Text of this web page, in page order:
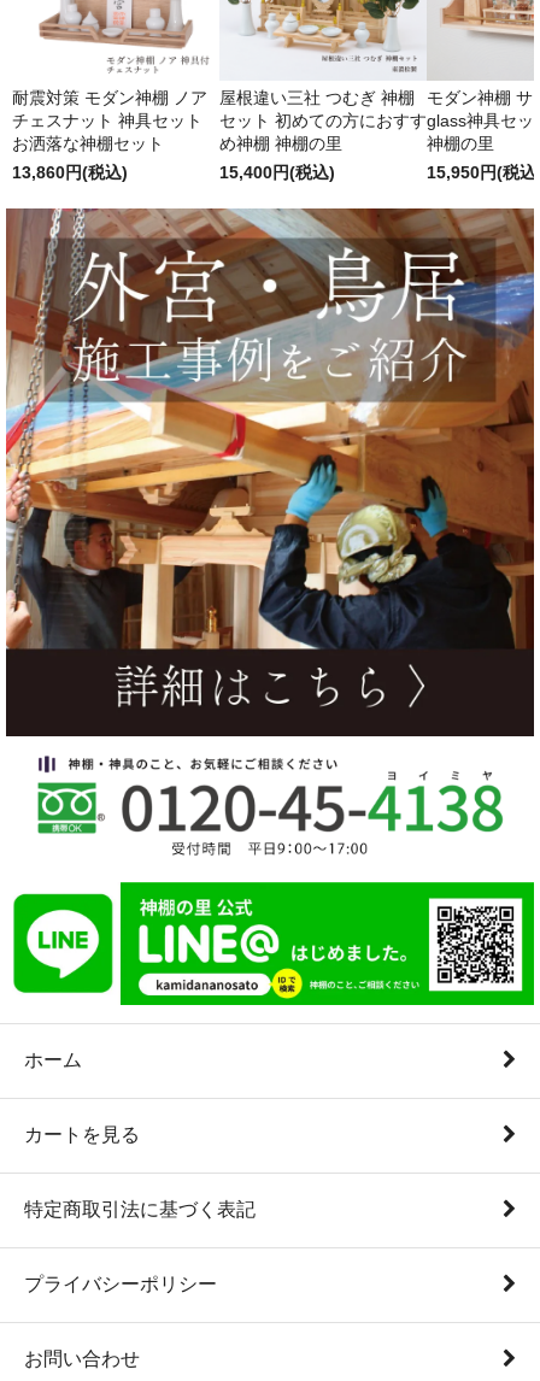
耐震対策 モダン神棚 ノア
チェスナット 神具セット
お洒落な神棚セット
13,860円(税込)
屋根違い三社 つむぎ 神棚
セット 初めての方におすす
め神棚 神棚の里
15,400円(税込)
モダン神棚 サ
glass神具セッ
神棚の里
15,950円(税込
ホーム
カートを見る
特定商取引法に基づく表記
プライバシーポリシー
お問い合わせ